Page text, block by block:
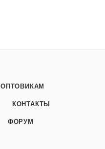
ОПТОВИКАМ
КОНТАКТЫ
ФОРУМ